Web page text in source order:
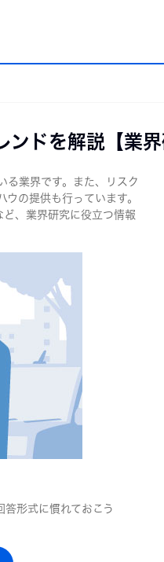
ントリーシート
適性検査の準備
ドを解説【業界
る業界です。また、リスク
の提供も行っています。
、業界研究に役立つ情報
形式に慣れておこう